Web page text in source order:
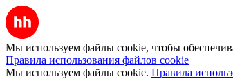
Мы используем файлы cookie, чтобы
Правила использования файлов cookie
Мы используем файлы cookie. Правила